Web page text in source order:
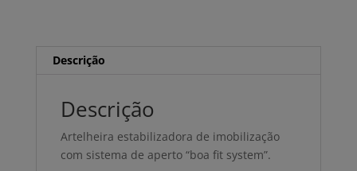
Descrição
Descrição
Artelheira estabilizadora de imobilização
com sistema de aperto “boa fit system”.